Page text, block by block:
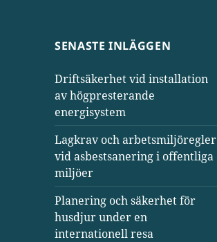
SENASTE INLÄGGEN
Driftsäkerhet vid installation
av högpresterande
energisystem
Lagkrav och arbetsmiljöregler
vid asbestsanering i offentliga
miljöer
Planering och säkerhet för
husdjur under en
internationell resa